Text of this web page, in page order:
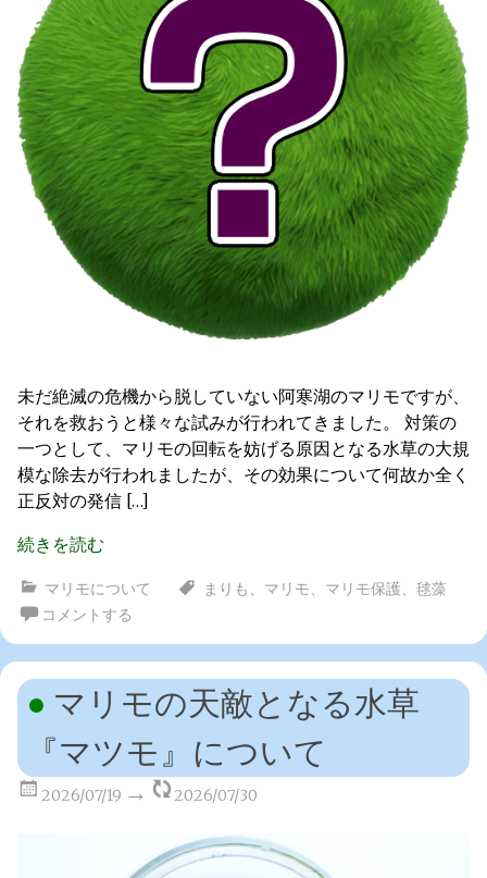
未だ絶滅の危機から脱していない阿寒湖のマリモですが、
それを救おうと様々な試みが行われてきました。 対策の
一つとして、マリモの回転を妨げる原因となる水草の大規
模な除去が行われましたが、その効果について何故か全く
正反対の発信 […]
続きを読む
マリモについて まりも 、 マリモ、 マリモ保護、 毬藻
コメントする
マリモの天敵となる水草
『マツモ』について
2026/07/19 2026/07/30